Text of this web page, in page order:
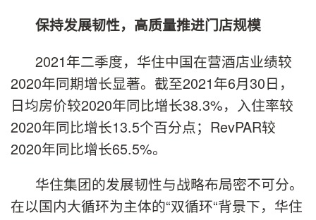
保持发展韧性，高质量推进门店规模
2021年二季度，华住中国在营酒店业绩较
2020年同期增长显著。截至2021年6月30日，
日均房价较2020年同比增长38.3%，入住率较
2020年同比增长13.5个百分点；RevPAR较
2020年同比增长65.5%。
华住集团的发展韧性与战略布局密不可分。
在以国内大循环为主体的“双循环“背景下，华住